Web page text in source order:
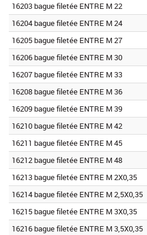
16203 bague filetée ENTRE M 22
16204 bague filetée ENTRE M 24
16205 bague filetée ENTRE M 27
16206 bague filetée ENTRE M 30
16207 bague filetée ENTRE M 33
16208 bague filetée ENTRE M 36
16209 bague filetée ENTRE M 39
16210 bague filetée ENTRE M 42
16211 bague filetée ENTRE M 45
16212 bague filetée ENTRE M 48
16213 bague filetée ENTRE M 2X0,35
16214 bague filetée ENTRE M 2,5X0,35
16215 bague filetée ENTRE M 3X0,35
16216 bague filetée ENTRE M 3,5X0,35